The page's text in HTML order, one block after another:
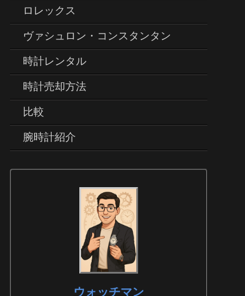
ロレックス
ヴァシュロン・コンスタンタン
時計レンタル
時計売却方法
比較
腕時計紹介
ウォッチマン